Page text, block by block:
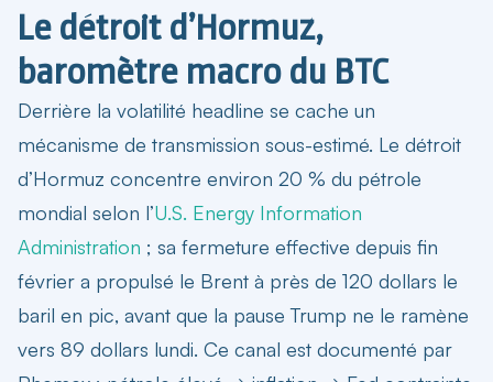
Le détroit d’Hormuz,
baromètre macro du BTC
Derrière la volatilité headline se cache un
mécanisme de transmission sous-estimé. Le détroit
d’Hormuz concentre environ 20 % du pétrole
mondial selon l’U.S. Energy Information
Administration ; sa fermeture effective depuis fin
février a propulsé le Brent à près de 120 dollars le
baril en pic, avant que la pause Trump ne le ramène
vers 89 dollars lundi. Ce canal est documenté par